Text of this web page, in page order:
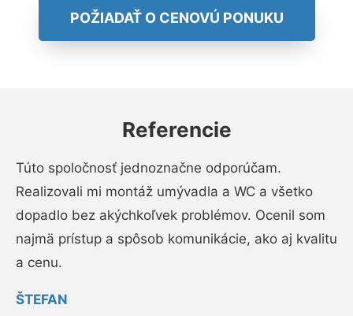
POŽIADAŤ O CENOVÚ PONUKU
Referencie
Túto spoločnosť jednoznačne odporúčam.
Realizovali mi montáž umývadla a WC a všetko
dopadlo bez akýchkoľvek problémov. Ocenil som
najmä prístup a spôsob komunikácie, ako aj kvalitu
a cenu.
ŠTEFAN